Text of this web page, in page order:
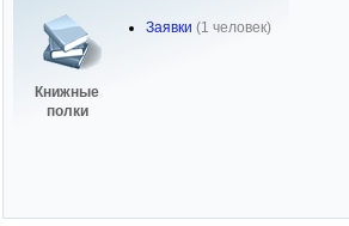
Книжные
полки
Заявки (1 человек)